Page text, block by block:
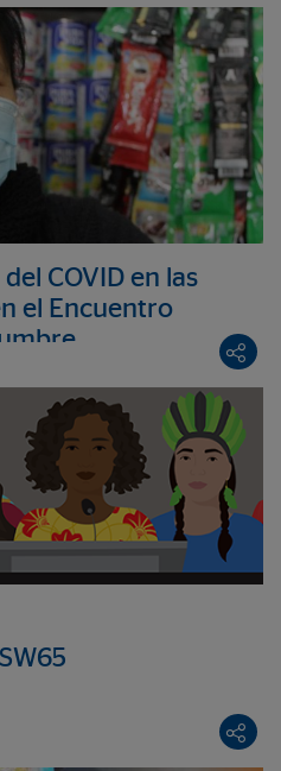
COVID en las
el Encuentro